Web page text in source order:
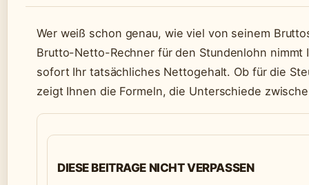
Wer weiß schon genau, wie viel von seinem
Brutto-Netto-Rechner für den Stundenlohn nimmt
sofort Ihr tatsächliches Nettogehalt. Ob für die
zeigt Ihnen die Formeln, die Unterschiede
DIESE BEITRAGE NICHT VERPASSEN